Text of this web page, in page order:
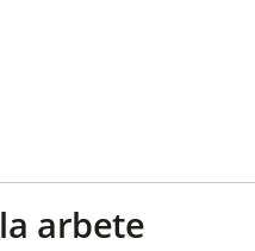
arbete